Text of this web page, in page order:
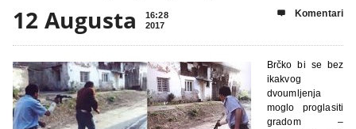
12 Augusta
16:28
2017
 Komentari
Brčko bi se bez
ikakvog
dvoumljenja
moglo proglasiti
gradom –